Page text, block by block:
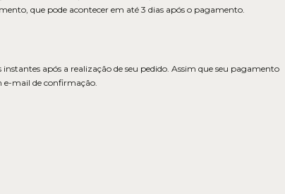
que pode acontecer em até 3 dias após o pagamento.
após a realização de seu pedido. Assim que seu pagamento
e-mail de confirmação.